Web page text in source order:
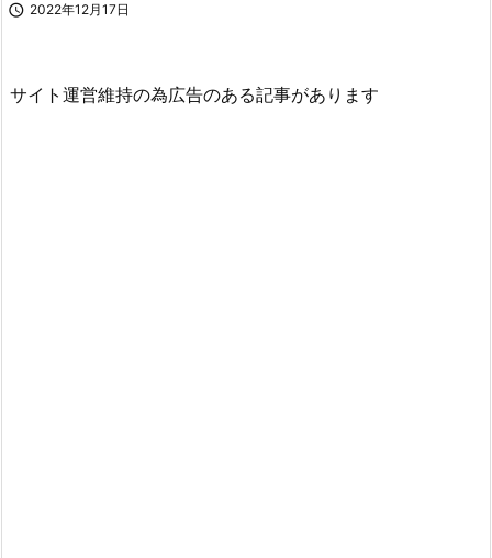
 2022年12月17日
サイト運営維持の為広告のある記事があります